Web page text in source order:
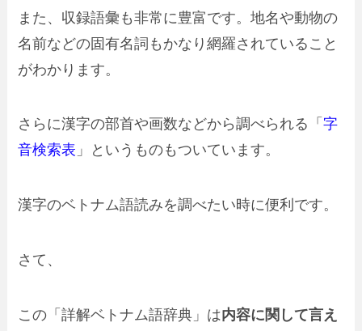
また、収録語彙も非常に豊富です。地名や動物の
名前などの固有名詞もかなり網羅されていること
がわかります。
さらに漢字の部首や画数などから調べられる「字
音検索表 」というものもついています。
漢字のベトナム語読みを調べたい時に便利です。
さて、
この「詳解ベトナム語辞典」は内容に関して言え